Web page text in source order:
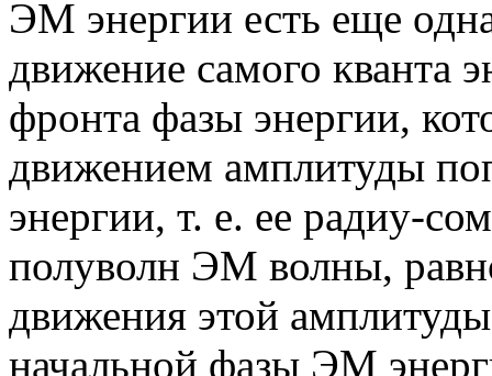
ЭМ энергии есть еще
движение самого кванта
фронта фазы энергии,
движением амплитуды
энергии, т. е. ее радиу-
полуволн ЭМ волны,
движения этой
начальной фазы ЭМ